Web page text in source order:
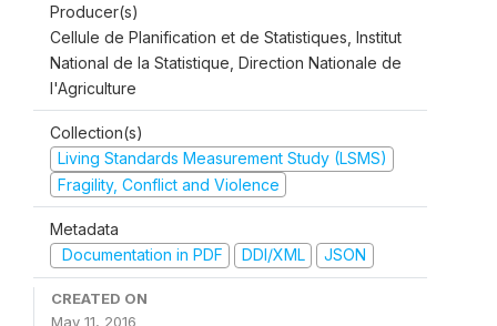
Producer(s)
Cellule de Planification et de Statistiques, Institut
National de la Statistique, Direction Nationale de
l'Agriculture
Collection(s)
Living Standards Measurement Study (LSMS)
Fragility, Conflict and Violence
Metadata
Documentation in PDF
DDI/XML JSON
CREATED ON
May 11, 2016